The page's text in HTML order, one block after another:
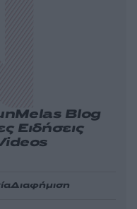
Melas Blog
Ειδήσεις
Διαφήμιση